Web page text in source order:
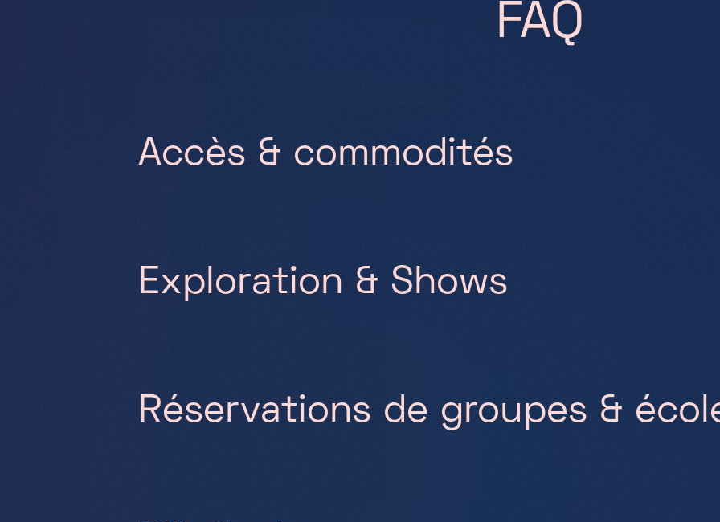
FAQ
Accès & commodités
Exploration & Shows
Réservations de groupes &